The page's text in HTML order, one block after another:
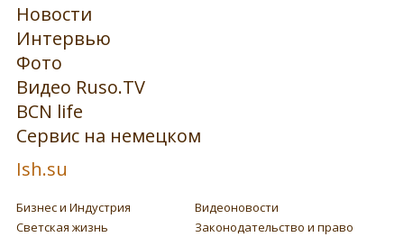
Новости
Интервью
Фото
Видео Ruso.TV
BCN life
Сервис на немецком
Ish.su
Бизнес и Индустрия
Видеоновости
Светская жизнь
Законодательство и право